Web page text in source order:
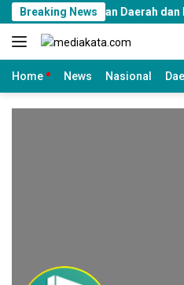
Langsung
ke
konten
Breaking News
Keamanan Daerah dan
Home News Nasional